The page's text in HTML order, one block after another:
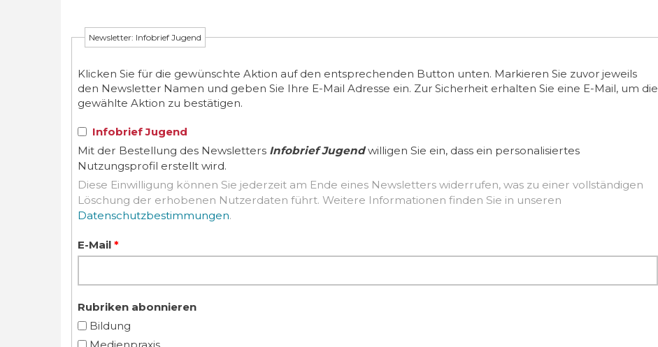
Newsletter: Infobrief Jugend
Klicken Sie für die gewünschte Aktion auf den entsprechenden Button unten. Markieren Sie zuvor jeweils
den Newsletter Namen und geben Sie Ihre E-Mail Adresse ein. Zur Sicherheit erhalten Sie eine E-Mail, um die
gewählte Aktion zu bestätigen.
Infobrief Jugend
Mit der Bestellung des Newsletters Infobrief Jugendwilligen Sie ein, dass ein personalisiertes
Nutzungsprofil erstellt wird.
Diese Einwilligung können Sie jederzeit am Ende eines Newsletters widerrufen, was zu einer vollständigen
Löschung der erhobenen Nutzerdaten führt. Weitere Informationen finden Sie in unseren
Datenschutzbestimmungen.
E-Mail *
Rubriken abonnieren
Bildung